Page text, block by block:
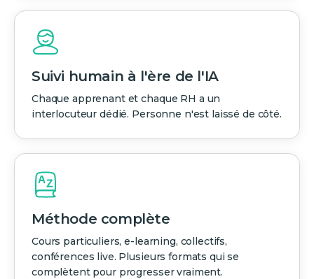
Suivi humain à l'ère de l'IA
Chaque apprenant et chaque RH a un
interlocuteur dédié. Personne n'est laissé de côté.
Méthode complète
Cours particuliers, e-learning, collectifs,
conférences live. Plusieurs formats qui se
complètent pour progresser vraiment.